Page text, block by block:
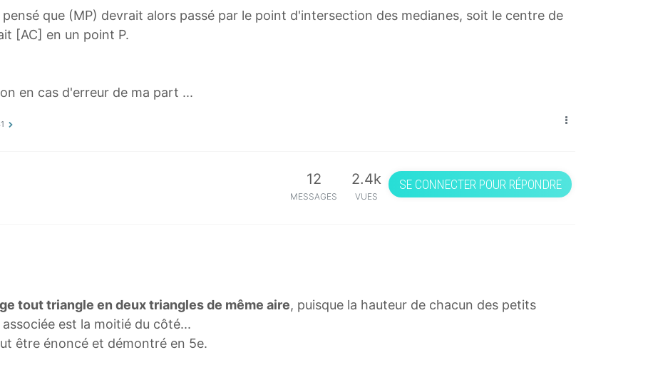
que (MP) devrait alors passé par le point d'intersection des medianes, soit le centre de
[AC] en un point P.
en cas d'erreur de ma part ...
12
MESSAGES
2.4k
VUES
SE CONNECTER POUR RÉPONDRE
tout triangle en deux triangles de même aire, puisque la hauteur de chacun des petits
est la moitié du côté...
être énoncé et démontré en 5e.